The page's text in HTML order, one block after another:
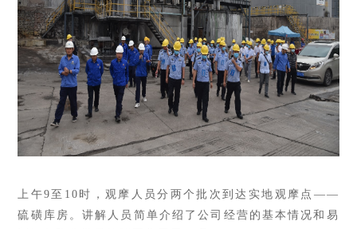
上午9至10时，观摩人员分两个批次到达实地观摩点——
硫磺库房。讲解人员简单介绍了公司经营的基本情况和易